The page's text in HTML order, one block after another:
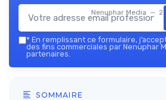
Nenuphar Media —
* En remplissant ce formulaire,
des fins commerciales par Nenuphar
partenaires.
SOMMAIRE